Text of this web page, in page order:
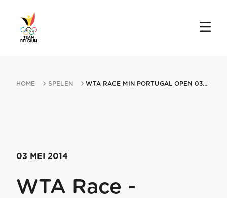
HOME SPELEN WTA RACE MIN PORTUGAL OPEN 03052014 OEIRAS
03 MEI 2014
WTA Race -